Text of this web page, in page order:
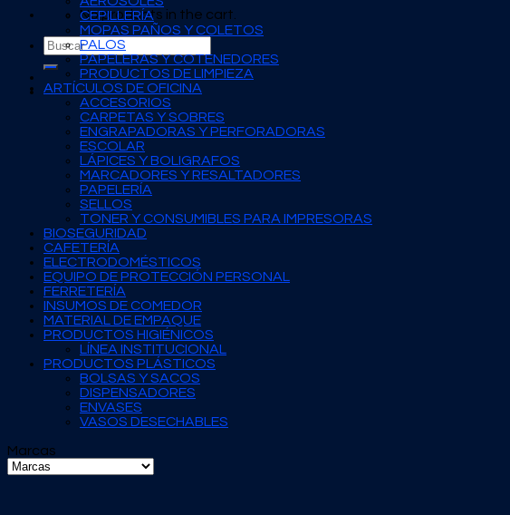
No products in the cart.
Search
for:
CEPILLERÍA
MOPAS PAÑOS Y COLETOS
PALOS
PAPELERAS Y COTENEDORES
PRODUCTOS DE LIMPIEZA
ARTÍCULOS DE OFICINA
ACCESORIOS
CARPETAS Y SOBRES
ENGRAPADORAS Y PERFORADORAS
ESCOLAR
LÁPICES Y BOLIGRAFOS
MARCADORES Y RESALTADORES
PAPELERÍA
SELLOS
TONER Y CONSUMIBLES PARA IMPRESORAS
BIOSEGURIDAD
CAFETERÍA
ELECTRODOMÉSTICOS
EQUIPO DE PROTECCIÓN PERSONAL
FERRETERÍA
INSUMOS DE COMEDOR
MATERIAL DE EMPAQUE
PRODUCTOS HIGIÉNICOS
LÍNEA INSTITUCIONAL
PRODUCTOS PLÁSTICOS
BOLSAS Y SACOS
DISPENSADORES
ENVASES
VASOS DESECHABLES
Marcas